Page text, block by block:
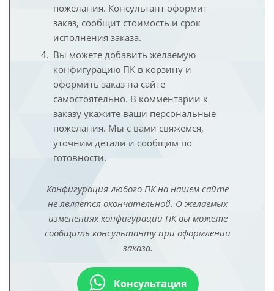
пожелания. Консультант оформит
заказ, сообщит стоимость и срок
исполнения заказа.
Вы можете добавить желаемую
конфигурацию ПК в корзину и
оформить заказ на сайте
самостоятельно. В комментарии к
заказу укажите ваши персональные
пожелания. Мы с вами свяжемся,
уточним детали и сообщим по
готовности.
Конфигурация любого ПК на нашем сайте
не является окончательной. О желаемых
изменениях конфигурации ПК вы можете
сообщить консультанту при оформлении
заказа.
Консультация